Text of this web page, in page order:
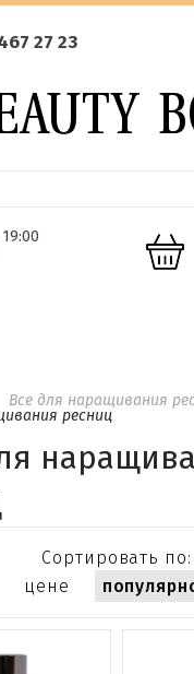
27 23
Все для наращивания
ресниц
Сортировать по:
цене